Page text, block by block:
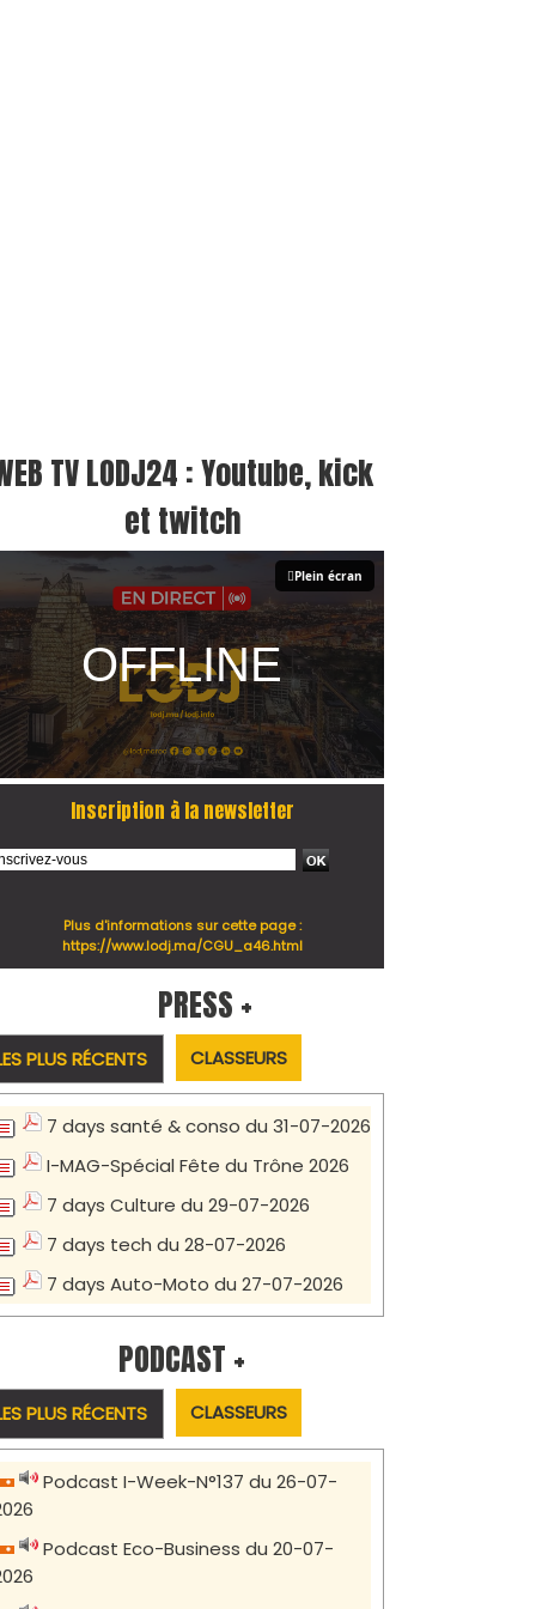
TV LODJ24 : Youtube, kick
et twitch
Plein écran
Inscription à la newsletter
Plus d'informations sur cette page :
https://www.lodj.ma/CGU_a46.html
PRESS +
PLUS RÉCENTS CLASSEURS
7 days santé & conso du 31-07-2026
I-MAG-Spécial Fête du Trône 2026
7 days Culture du 29-07-2026
7 days tech du 28-07-2026
7 days Auto-Moto du 27-07-2026
PODCAST +
PLUS RÉCENTS CLASSEURS
Podcast I-Week-N°137 du 26-07-
Podcast Eco-Business du 20-07-